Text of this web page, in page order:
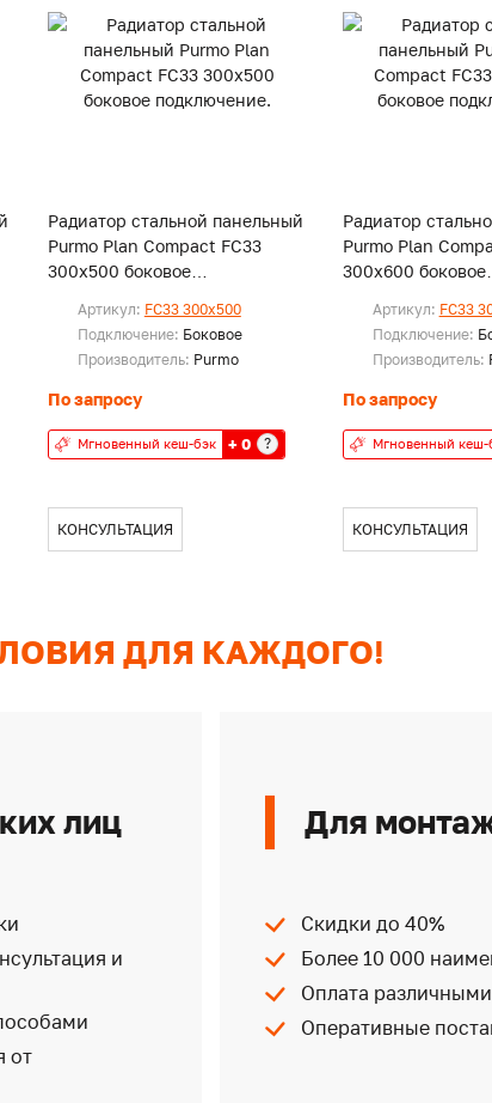
Радиатор стальной панельный
Purmo Plan Compact FC33
300x500 боковое
Артикул: FC33 300x500
Подключение: Боковое
Производитель: Purmo
По запросу
Мгновенный кеш-бэк + 0 ?
КОНСУЛЬТАЦИЯ
Радиатор
Purmo Plan
300x600 боковое
Артикул: FC33
Подключение:
Производитель:
По запросу
Мгновенный кеш-
КОНСУЛЬТАЦИЯ
ДЛЯ КАЖДОГО!
лиц
и
от
Для
Скидки до 40%
Более 10 000
Оплата
Оперативные